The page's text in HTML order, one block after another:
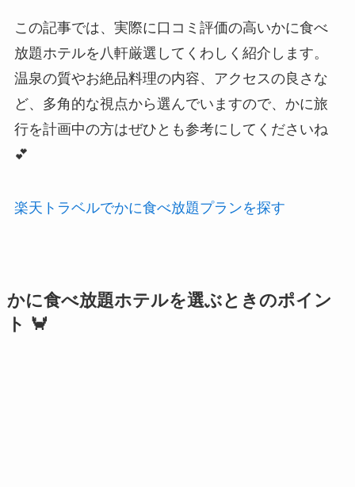
この記事では、実際に口コミ評価の高いかに食べ
放題ホテルを八軒厳選してくわしく紹介します。
温泉の質やお絶品料理の内容、アクセスの良さな
ど、多角的な視点から選んでいますので、かに旅
行を計画中の方はぜひとも参考にしてくださいね
💕
楽天トラベルでかに食べ放題プランを探す
かに食べ放題ホテルを選ぶときのポイン
ト 🦀